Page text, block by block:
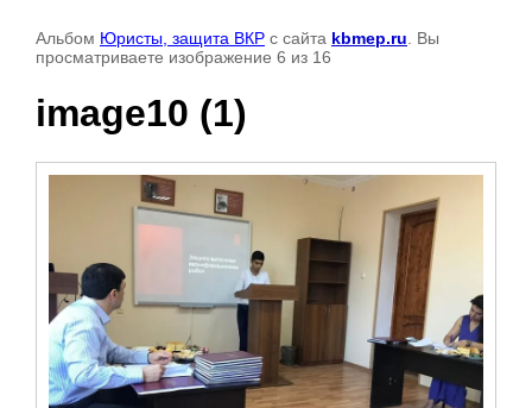
Альбом Юристы, защита ВКР с сайта kbmep.ru . Вы
просматриваете изображение 6 из 16
image10 (1)